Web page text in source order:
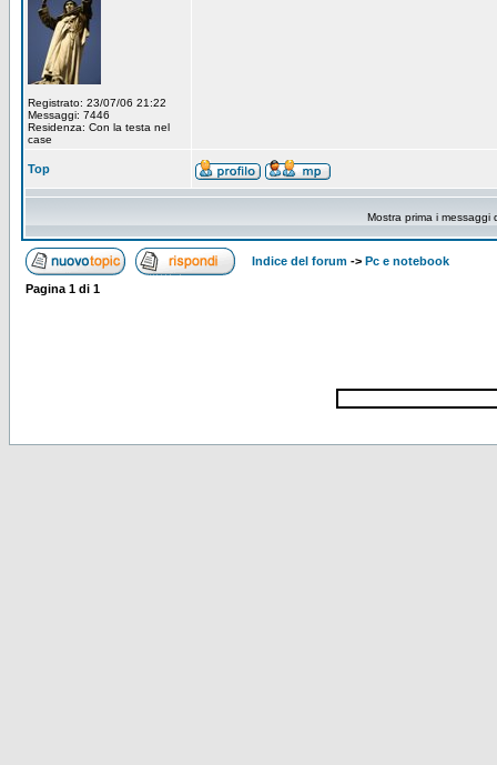
Registrato: 23/07/06 21:22
Messaggi: 7446
Residenza: Con la testa nel
case
Top
Mostra prima i messaggi
Indice del forum -> Pc e notebook
Pagina 1 di 1